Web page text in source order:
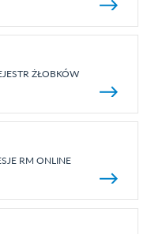
ŻŁOBKÓW
RM ONLINE